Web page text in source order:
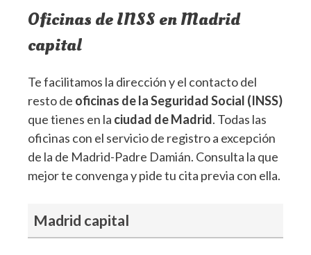
Oficinas de INSS en Madrid
capital
Te facilitamos la dirección y el contacto del
resto de oficinas de la Seguridad Social (INSS)
que tienes en la ciudad de Madrid. Todas las
oficinas con el servicio de registro a excepción
de la de Madrid-Padre Damián. Consulta la que
mejor te convenga y pide tu cita previa con ella.
Madrid capital